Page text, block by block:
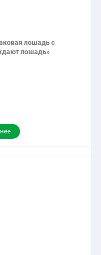
лошадь с
лошадь»